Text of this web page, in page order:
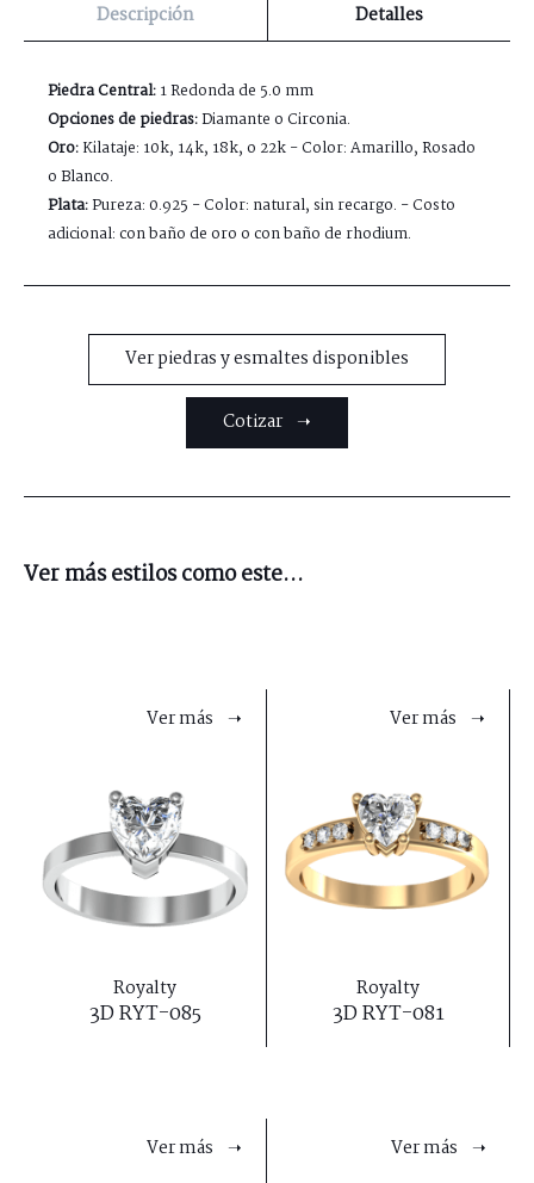
Descripción Detalles
Piedra Central:1 Redonda de 5.0 mm
Opciones de piedras:Diamante o Circonia.
Oro:Kilataje: 10k, 14k, 18k, o 22k - Color: Amarillo, Rosado
o Blanco.
Plata:Pureza: 0.925 - Color: natural, sin recargo. - Costo
adicional: con baño de oro o con baño de rhodium.
Ver piedras y esmaltes disponibles
Cotizar ➝
Ver más estilos como este...
Ver más ➝
Royalty
3D RYT-085
Ver más ➝
Royalty
3D RYT-081
Ver más ➝ Ver más ➝